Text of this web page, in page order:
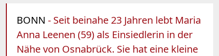
BONN - Seit beinahe 23 Jahren lebt Maria
Anna Leenen (59) als Einsiedlerin in der
Nähe von Osnabrück. Sie hat eine kleine